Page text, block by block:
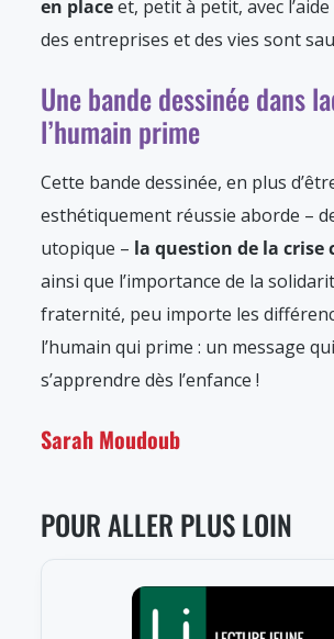
en placeet, petit à petit, avec
des entreprises et des vies sont
Une bande dessinée dans
l’humain prime
Cette bande dessinée, en plus
esthétiquement réussie aborde –
utopique – la question de la crise
ainsi que l’importance de la
fraternité, peu importe les
l’humain qui prime : un message
s’apprendre dès l’enfance !
Sarah Moudoub
POUR ALLER PLUS LOIN